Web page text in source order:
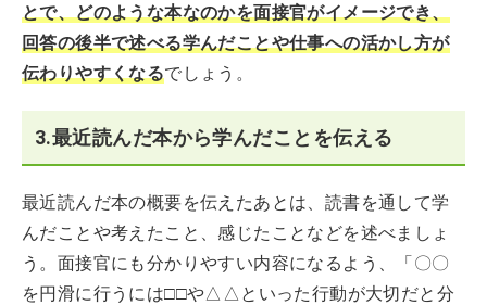
とで、どのような本なのかを面接官がイメージでき、
回答の後半で述べる学んだことや仕事への活かし方が
伝わりやすくなるでしょう。
3.最近読んだ本から学んだことを伝える
最近読んだ本の概要を伝えたあとは、読書を通して学
んだことや考えたこと、感じたことなどを述べましょ
う。面接官にも分かりやすい内容になるよう、「〇〇
を円滑に行うには□□や△△といった行動が大切だと分